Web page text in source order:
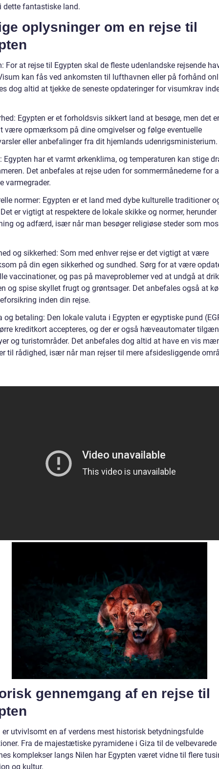
dette fantastiske land.
oplysninger om en rejse til
For at rejse til Egypten skal de fleste udenlandske rejsende
kan fås ved ankomsten til lufthavnen eller på forhånd
dog altid at tjekke de seneste opdateringer for visumkrav
Egypten er et forholdsvis sikkert land at besøge, men det
være opmærksom på dine omgivelser og følge eventuelle
eller anbefalinger fra dit hjemlands udenrigsministerium.
Egypten har et varmt ørkenklima, og temperaturen kan stige
Det anbefales at rejse uden for sommermånederne for
varmegrader.
normer: Egypten er et land med dybe kulturelle traditioner
er vigtigt at respektere de lokale skikke og normer, herunder
og adfærd, især når man besøger religiøse steder som
og sikkerhed: Som med enhver rejse er det vigtigt at være
på din egen sikkerhed og sundhed. Sørg for at være
vaccinationer, og pas på maveproblemer ved at undgå at
og spise skyllet frugt og grøntsager. Det anbefales også at
inden din rejse.
og betaling: Den lokale valuta i Egypten er egyptiske pund
kreditkort accepteres, og der er også hæveautomater
og turistområder. Det anbefales dog altid at have en vis
til rådighed, især når man rejser til mere afsidesliggende
gennemgang af en rejse til
er utvivlsomt en af verdens mest historisk betydningsfulde
Fra de majestætiske pyramidene i Giza til de velbevarede
komplekser langs Nilen har Egypten været vidne til flere
og kultur.